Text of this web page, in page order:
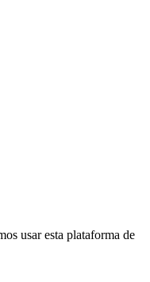
usar esta plataforma de